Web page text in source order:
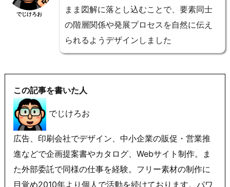
でじけろお
まま図解に落とし込むことで、要素同士
の階層関係や発展プロセスを自然に伝え
られるようデザインしました
この記事を書いた人
でじけろお
広告、印刷会社でデザイン、中小企業の販促・営業推
進などで企画提案書やカタログ、Webサイト制作。ま
た外部委託で同様の仕事を経験。フリー素材の制作に
目覚め2010年より個人で活動を続けております。パワ